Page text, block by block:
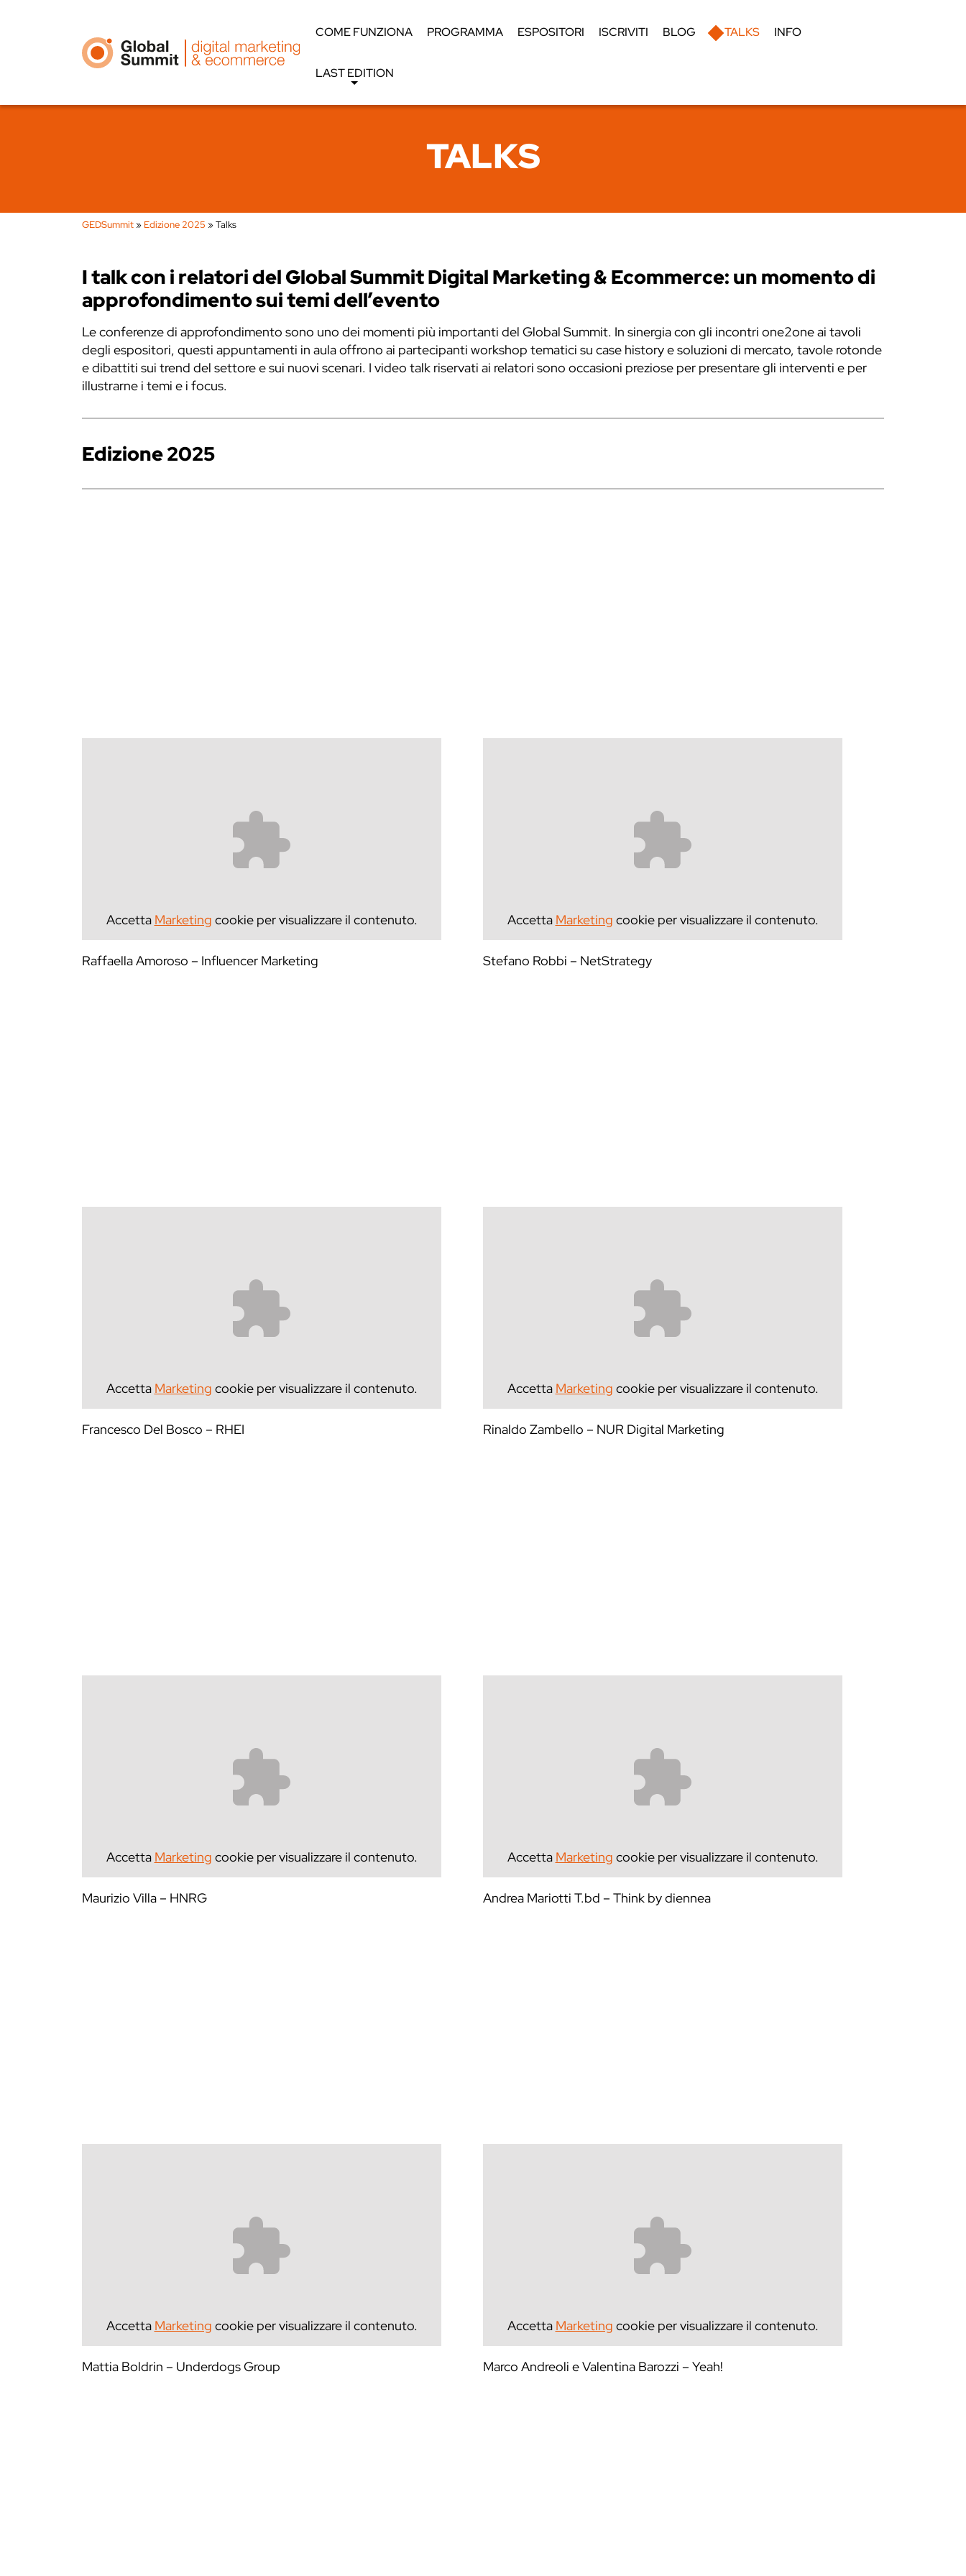
COME FUNZIONA PROGRAMMA ESPOSITORI ISCRIVITI BLOG TALKS INFO
LAST EDITION
TALKS
GEDSummit» Edizione 2025 »Talks
I talk con i relatori del Global Summit Digital Marketing & Ecommerce: un momento di
approfondimento sui temi dell’evento
Le conferenze di approfondimento sono uno dei momenti più importanti del Global Summit. In sinergia con gli incontri one2one ai tavoli
degli espositori, questi appuntamenti in aula offrono ai partecipanti workshop tematici su case history e soluzioni di mercato, tavole rotonde
e dibattiti sui trend del settore e sui nuovi scenari. I video talk riservati ai relatori sono occasioni preziose per presentare gli interventi e per
illustrarne i temi e i focus.
Edizione 2025
Accetta Marketing cookie per visualizzare il contenuto.
Raffaella Amoroso – Influencer Marketing
Accetta Marketing cookie per visualizzare il contenuto.
Stefano Robbi – NetStrategy
Accetta Marketing cookie per visualizzare il contenuto.
Francesco Del Bosco – RHEI
Accetta Marketing cookie per visualizzare il contenuto.
Rinaldo Zambello – NUR Digital Marketing
Accetta Marketing cookie per visualizzare il contenuto.
Maurizio Villa – HNRG
Accetta Marketing cookie per visualizzare il contenuto.
Andrea Mariotti T.bd – Think by diennea
Accetta Marketing cookie per visualizzare il contenuto.
Mattia Boldrin – Underdogs Group
Accetta Marketing cookie per visualizzare il contenuto.
Marco Andreoli e Valentina Barozzi – Yeah!